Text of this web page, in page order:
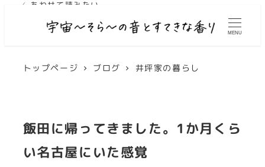
MENU
トップページ ブログ 井坪家の暮らし
飯田に帰ってきました。1か月くら
い名古屋にいた感覚
✓ あわせて読みたい
✓ あわせて読みたい